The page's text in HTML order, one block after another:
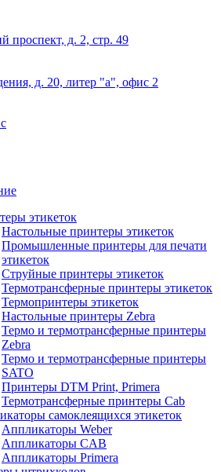
проспект, д. 2, стр. 49
д. 20, литер "a", офис 2
этикеток
Настольные принтеры этикеток
Промышленные принтеры для печати
этикеток
Струйные принтеры этикеток
Термотрансферные принтеры этикеток
Термопринтеры этикеток
Настольные принтеры Zebra
Термо и термотрансферные принтеры
Zebra
Термо и термотрансферные принтеры
SATO
Принтеры DTM Print, Primera
Термотрансферные принтеры Cab
самоклеящихся этикеток
Аппликаторы Weber
Аппликаторы CAB
Аппликаторы Primera